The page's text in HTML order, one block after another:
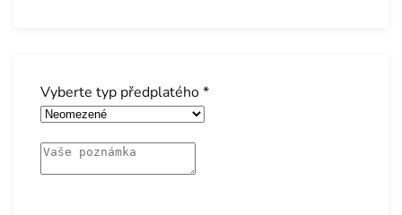
Vyberte typ předplatého*